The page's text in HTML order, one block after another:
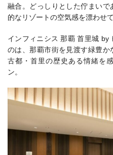
融合。どっしりとした佇まい
的なリゾートの空気感を漂わせて
インフィニシス 那覇 首里城 by
のは、那覇市街を見渡す緑豊か
古都・首里の歴史ある情緒を
ン。